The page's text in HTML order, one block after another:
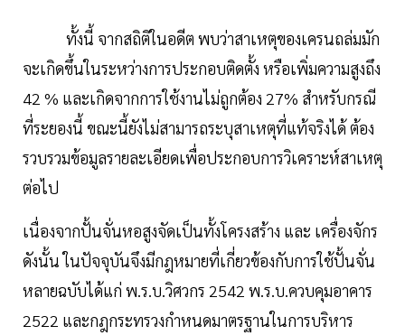
ทั้งนี้ จากสถิติในอดีต พบว่าสาเหตุของเครนถล่มมัก
จะเกิดขึ้นในระหว่างการประกอบติดตั้ง หรือเพิ่มความสูงถึง
42 % และเกิดจากการใช้งานไม่ถูกต้อง 27% สำหรับกรณี
ที่ระยองนี้ ขณะนี้ยังไม่สามารถระบุสาเหตุที่แท้จริงได้ ต้อง
รวบรวมข้อมูลรายละเอียดเพื่อประกอบการวิเคราะห์สาเหตุ
ต่อไป
เนื่องจากปั้นจั่นหอสูงจัดเป็นทั้งโครงสร้าง และ เครื่องจักร
ดังนั้น ในปัจจุบันจึงมีกฎหมายที่เกี่ยวข้องกับการใช้ปั้นจั่น
หลายฉบับได้แก่ พ.ร.บ.วิศวกร 2542 พ.ร.บ.ควบคุมอาคาร
2522 และกฎกระทรวงกำหนดมาตรฐานในการบริหาร